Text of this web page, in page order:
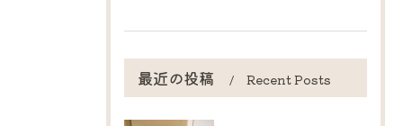
最近の投稿 Recent Posts